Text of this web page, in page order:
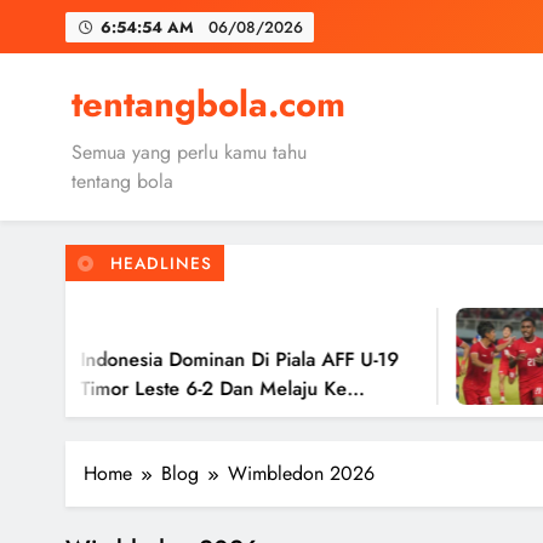
6:54:55 AM 06/08/2026
Malang
Malang
tentangbola.com
Semua yang perlu kamu tahu
tentang bola
HEADLINES
Indonesia Dominan Di Piala AFF U-19
Leste 6-2 Dan Melaju Ke
2
Ke
Home Blog Wimbledon 2026